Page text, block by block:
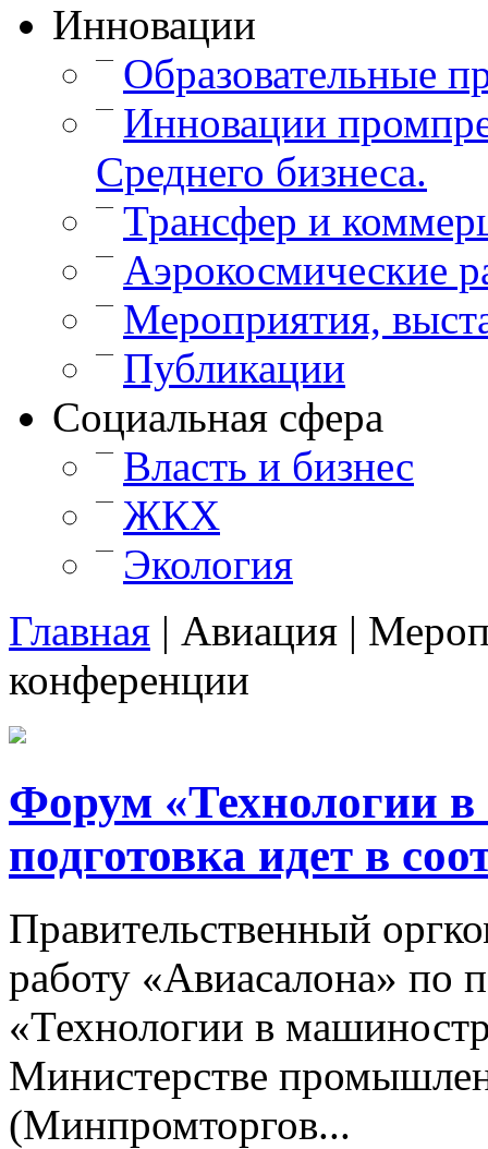
Инновации
— Образовательные
— Инновации
Среднего бизнеса.
— Трансфер и
— Аэрокосмические
— Мероприятия,
— Публикации
Cоциальная сфера
— Власть и бизнес
— ЖКХ
—
Экология
Главная | Авиация |
конференции
Форум «Технологии
подготовка идет в
Правительственный
работу «Авиасалона» по
«Технологии в
Министерстве
(Минпромторгов...